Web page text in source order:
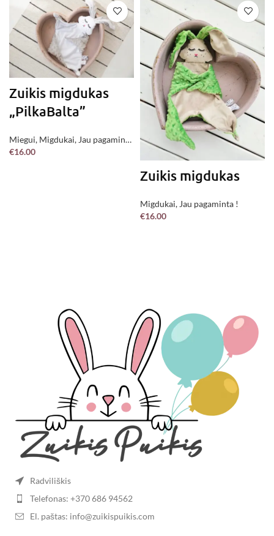
Zuikis migdukas
„PilkaBalta”
Miegui, Migdukai, Jau pagaminta
!
€16.00
Zuikis migdukas
Migdukai, Jau pagaminta !
€16.00
Radviliškis
Telefonas: +370 686 94562
El. paštas: info@zuikispuikis.com